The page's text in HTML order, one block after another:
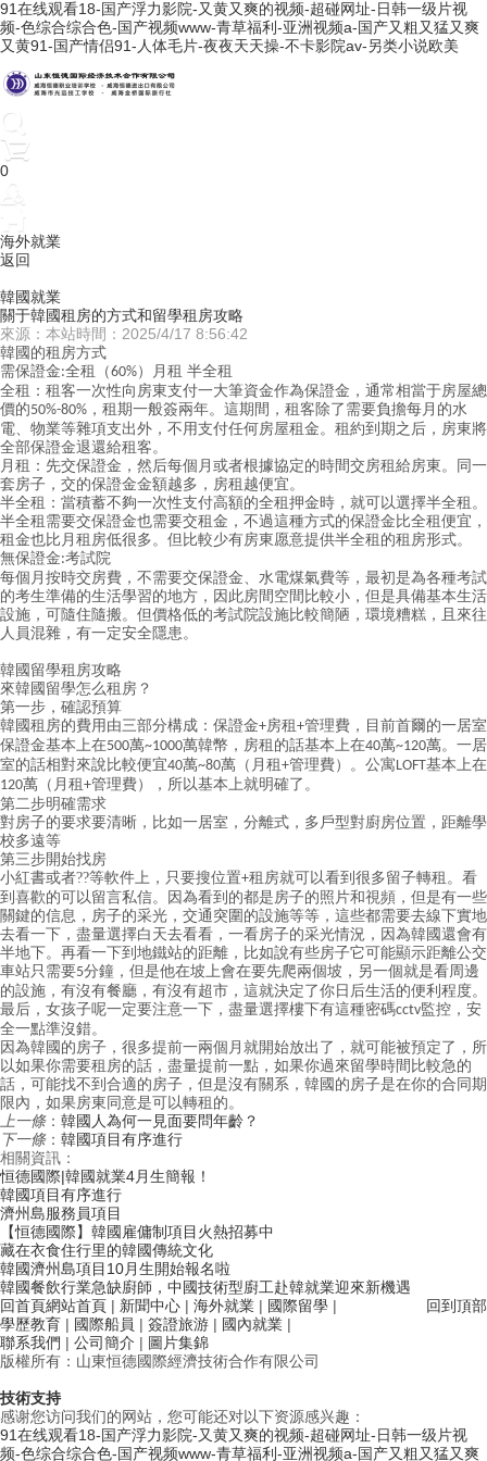
91在线观看18-国产浮力影院-又黄又爽的视频-超碰网址-日韩一级片视
频-色综合综合色-国产视频www-青草福利-亚洲视频a-国产又粗又猛又爽
又黄91-国产情侣91-人体毛片-夜夜天天操-不卡影院av-另类小说欧美
0
海外就業
返回
韓國就業
關于韓國租房的方式和留學租房攻略
來源：本站時間：2025/4/17 8:56:42
韓國的租房方式
需保證金:全租（60%）月租 半全租
全租：租客一次性向房東支付一大筆資金作為保證金，通常相當于房屋總
價的50%-80% ，租期一般簽兩年。這期間，租客除了需要負擔每月的水
電、物業等雜項支出外，不用支付任何房屋租金。租約到期之后，房東將
全部保證金退還給租客。
月租： 先交保證金，然后每個月或者根據協定的時間交房租給房東。同一
套房子，交的保證金金額越多，房租越便宜。
半全租：當積蓄不夠一次性支付高額的全租押金時，就可以選擇半全租。
半全租需要交保證金也需要交租金，不過這種方式的保證金比全租便宜，
租金也比月租房低很多。但比較少有房東愿意提供半全租的租房形式。
無保證金:考試院
每個月按時交房費，不需要交保證金、水電煤氣費等，最初是為各種考試
的考生準備的生活學習的地方，因此房間空間比較小，但是具備基本生活
設施，可隨住隨搬。但價格低的考試院設施比較簡陋，環境糟糕，且來往
人員混雜，有一定安全隱患。
韓國留學租房攻略
來韓國留學怎么租房？
第一步，確認預算
韓國租房的費用由三部分構成：保證金+房租 +管理費，目前首爾的一居室
保證金基本上在500萬~1000萬韓幣，房租的話基本上在40萬~120萬。一居
室的話相對來說比較便宜40萬~80萬（ 月租 +管理費）。公寓LOFT基本上在
120萬（月租 +管理費），所以基本上就明確了。
第二步明確需求
對房子的要求要清晰，比如一居室，分離式，多戶型對廚房位置，距離學
校多遠等
第三步開始找房
小紅書或者??等軟件上 ，只要搜位置+租房就可以看到很多留子轉租。看
到喜歡的可以留言私信。因為看到的都是房子的照片和視頻，但是有一些
關鍵的信息，房子的采光，交通突圍的設施等等，這些都需要去線下實地
去看一下，盡量選擇白天去看看，一看房子的采光情況，因為韓國還會有
半地下。再看一下到地鐵站的距離，比如說有些房子它可能顯示距離公交
車站只需要5分鐘，但是他在坡上會在要先爬兩個坡，另一個就是看周邊
的設施，有沒有餐廳，有沒有超市，這就決定了你日后生活的便利程度。
最后，女孩子呢一定要注意一下，盡量選擇樓下有這種密碼cctv監控，安
全一點準沒錯。
因為韓國的房子，很多提前一兩個月就開始放出了，就可能被預定了，所
以如果你需要租房的話，盡量提前一點，如果你過來留學時間比較急的
話，可能找不到合適的房子，但是沒有關系，韓國的房子是在你的合同期
限內，如果房東同意是可以轉租的。
上一條： 韓國人為何一見面要問年齡？
下一條： 韓國項目有序進行
相關資訊：
恒德國際|韓國就業4月生簡報！
韓國項目有序進行
濟州島服務員項目
【恒德國際】韓國雇傭制項目火熱招募中
藏在衣食住行里的韓國傳統文化
韓國濟州島項目10月生開始報名啦
韓國餐飲行業急缺廚師，中國技術型廚工赴韓就業迎來新機遇
回首頁
回到頂部
網站首頁 | 新聞中心 | 海外就業 | 國際留學 |
學歷教育 | 國際船員 | 簽證旅游 | 國內就業 |
聯系我們 | 公司簡介 | 圖片集錦
版權所有： 山東恒德國際經濟技術合作有限公司
技術支持
感谢您访问我们的网站，您可能还对以下资源感兴趣：
91在线观看18-国产浮力影院-又黄又爽的视频-超碰网址-日韩一级片视
频-色综合综合色-国产视频www-青草福利-亚洲视频a-国产又粗又猛又爽